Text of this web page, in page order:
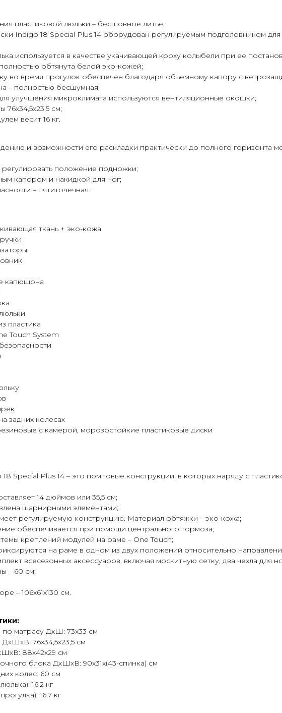
пластиковой люльки – бесшовное литье;
Indigo 18 Special Plus 14 оборудован регулируемым подголовником
используется в качестве укачивающей кроху колыбели при ее
обтянута белой эко-кожей;
во время прогулок обеспечен благодаря объемному капору с
– полностью бесшумная;
улучшения микроклимата используются вентиляционные окошки;
76х34,5х23,5 см;
весит 16 кг.
и возможности его раскладки практически до полного горизонта
положение подножки;
капором и накидкой для ног;
– пятиточечная.
ткань + эко-кожа
капюшона
пластика
Touch System
задних колесах
с камерой, морозостойкие пластиковые диски
Special Plus 14 – это помповые конструкции, в которых наряду с
14 дюймов или 35,5 см;
шарнирными элементами;
регулируемую конструкцию. Материал обтяжки – эко-кожа;
обеспечивается при помощи центрального тормоза;
креплений модулей на раме – One Touch;
на раме в одном из двух положений относительно
всесезонных аксессуаров, включая москитную сетку, два чехла для
– 60 см;
– 106х61х130 см.
матрасу ДхШ: 73х33 см
76х34,5х23,5 см
88х42х29 см
блока ДхШхВ: 90х31х(43-спинка) см
колес: 60 см
16,2 кг
16,7 кг